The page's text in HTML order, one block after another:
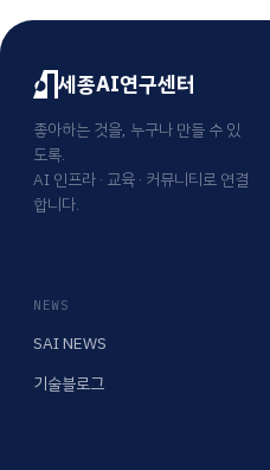
세종AI연구센터
좋아하는 것을, 누구나 만들 수 있
도록.
AI 인프라 · 교육 · 커뮤니티로 연결
합니다.
NEWS
SAI NEWS
기술블로그